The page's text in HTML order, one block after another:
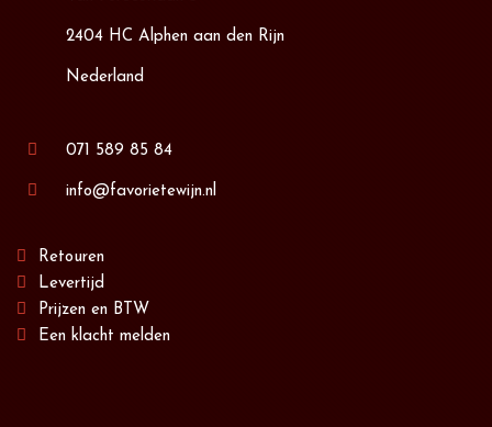
2404 HC Alphen aan den Rijn
Nederland
071 589 85 84
info@favorietewijn.nl
Retouren
Levertijd
Prijzen en BTW
Een klacht melden